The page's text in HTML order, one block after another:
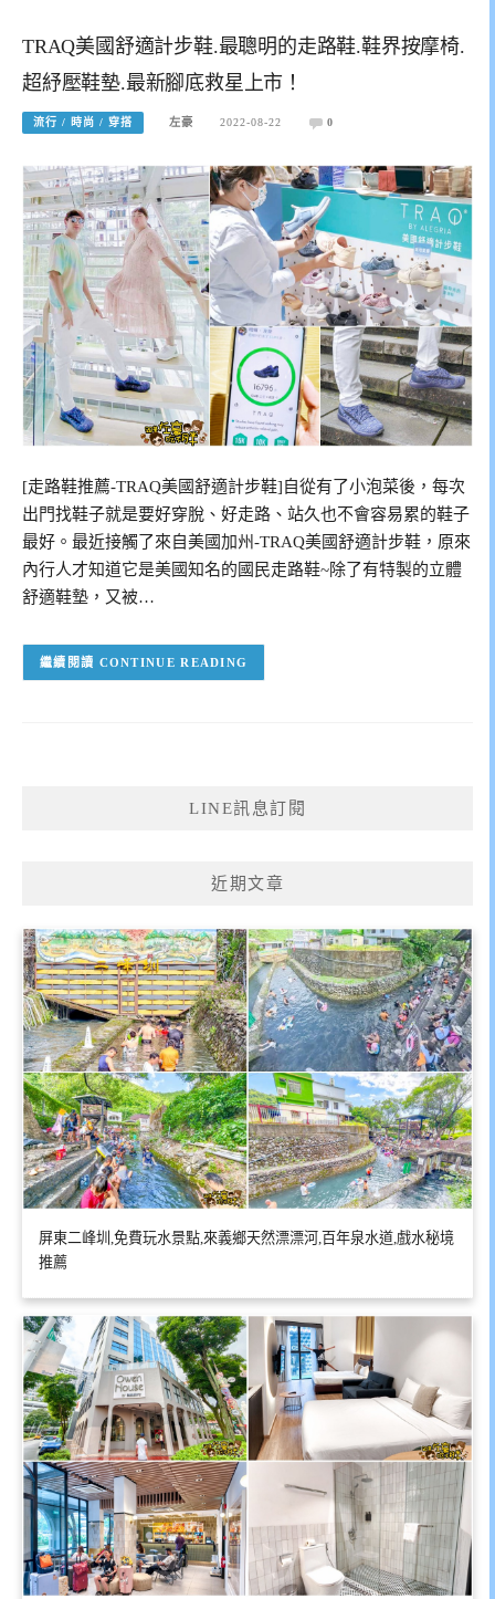
TRAQ美國舒適計步鞋.最聰明的走路鞋.鞋界按摩椅.
超紓壓鞋墊.最新腳底救星上市！
流行 / 時尚 / 穿搭 左豪 2022-08-22 0
[走路鞋推薦-TRAQ美國舒適計步鞋]自從有了小泡菜後，每次
出門找鞋子就是要好穿脫、好走路、站久也不會容易累的鞋子
最好。最近接觸了來自美國加州-TRAQ美國舒適計步鞋，原來
內行人才知道它是美國知名的國民走路鞋~除了有特製的立體
舒適鞋墊，又被…
CONTINUE READING
LINE訊息訂閱
近期文章
屏東二峰圳,免費玩水景點,來義鄉天然漂漂河,百年泉水道,戲水秘境
推薦